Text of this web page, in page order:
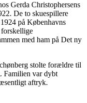
Gerda Christophersens
De to skuespillere
på Københavns
med ham på Det ny
stolte forældre til
Familien var dybt
aftryk.